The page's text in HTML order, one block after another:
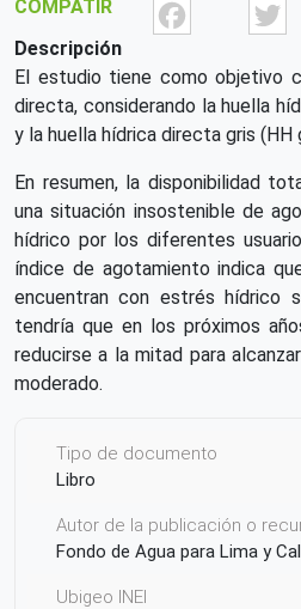
COMPATIR
Descripción
El estudio tiene como objetivo
directa, considerando la huella
y la huella hídrica directa gris (HH
En resumen, la disponibilidad
una situación insostenible de
hídrico por los diferentes
índice de agotamiento indica
encuentran con estrés hídrico
tendría que en los próximos
reducirse a la mitad para
moderado.
Tipo de documento
Libro
Autor de la publicación o
Fondo de Agua para Lima y
Ubigeo INEI